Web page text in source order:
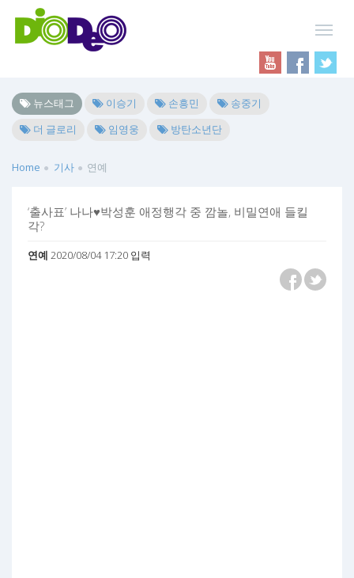
뉴스태그 이승기 손흥민
송중기
더 글로리
임영웅 방탄소년단
Home 기사 연예
‘출사표’ 나나♥박성훈 애정행각 중 깜놀, 비밀연애 들킬
각?
연예 2020/08/04 17:20 입력